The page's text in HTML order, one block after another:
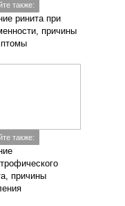
также:
ринита при
причины
также:
причины